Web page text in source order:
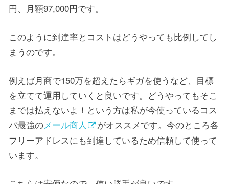
円、月額97,000円です。
このように到達率とコストはどうやっても比例してし
まうのです。
例えば月商で150万を超えたらギガを使うなど、目標
を立てて運用していくと良いです。どうやってもそこ
までは払えないよ！という方は私が今使っているコス
パ最強のメール商人
がオススメです。今のところ各
フリーアドレスにも到達しているため信頼して使って
います。